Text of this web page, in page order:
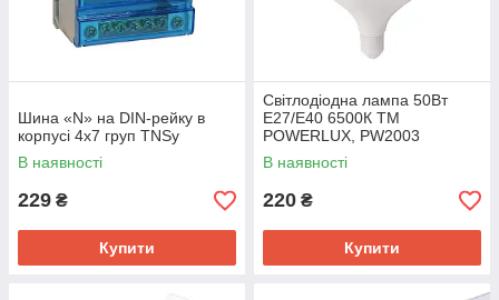
Шина «N» на DIN-рейку в
корпусі 4х7 груп TNSy
В наявності
229 ₴
Купити
Світлодіодна лампа 50Вт
Е27/E40 6500К TM
POWERLUX, PW2003
В наявності
220 ₴
Купити